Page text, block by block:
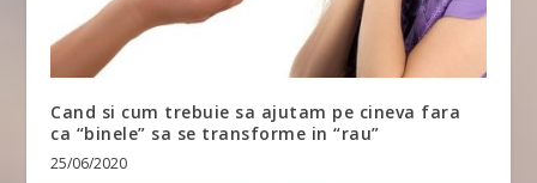
Cand si cum trebuie sa ajutam pe cineva fara
ca “binele” sa se transforme in “rau”
25/06/2020